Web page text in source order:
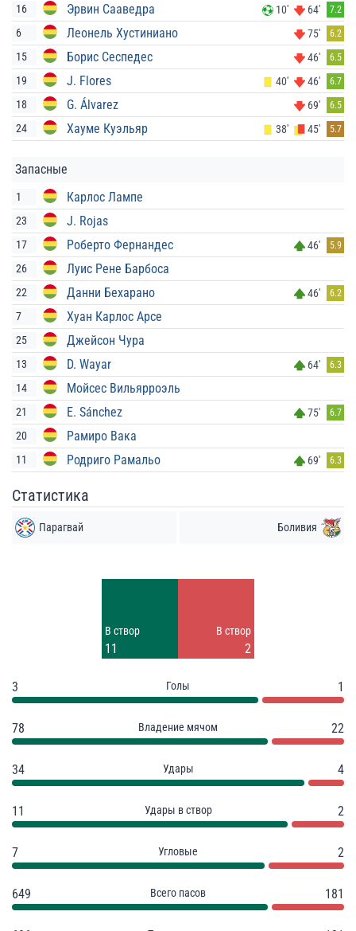
16 Эрвин Сааведра 10' 64' 7.2
6 Леонель Хустиниано 75' 6.2
15 Борис Сеспедес 46' 6.5
19 J. Flores 40' 46' 6.7
18 G. Álvarez 69' 6.5
24 Хауме Куэльяр 38' 45' 5.7
Запасные
1 Карлос Лампе
23 J. Rojas
17 Роберто Фернандес 46' 5.9
26 Луис Рене Барбоса
22 Данни Бехарано 46' 6.2
7 Хуан Карлос Арсе
25 Джейсон Чура
13 D. Wayar 64' 6.3
14 Мойсес Вильярроэль
21 E. Sánchez 75' 6.7
20 Рамиро Вака
11 Родриго Рамальо 69' 6.3
Статистика
Парагвай Боливия
В створ
11
В створ
2
3 Голы 1
78 Владение мячом 22
34 Удары 4
11 Удары в створ 2
7 Угловые 2
649 Всего пасов 181